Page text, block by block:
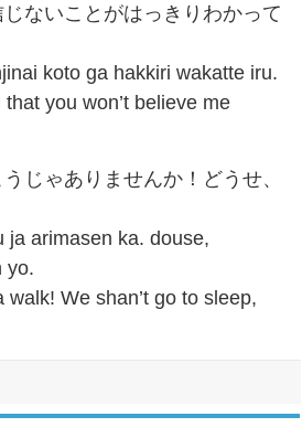
ないことがはっきりわかって
koto ga hakkiri wakatte iru.
you won’t believe me
じゃありませんか！どうせ、
ja arimasen ka. douse,
yo.
walk! We shan’t go to sleep,